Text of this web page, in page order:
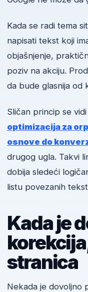
Kada se radi tema
napisati tekst koji
objašnjenje,
poziv na akciju.
da bude glasnija od
Sličan princip se
optimizacija za
osnove do
drugog ugla. Takvi
dobija sledeći
listu povezanih
Kada je
stranica
Nekada je dovoljno